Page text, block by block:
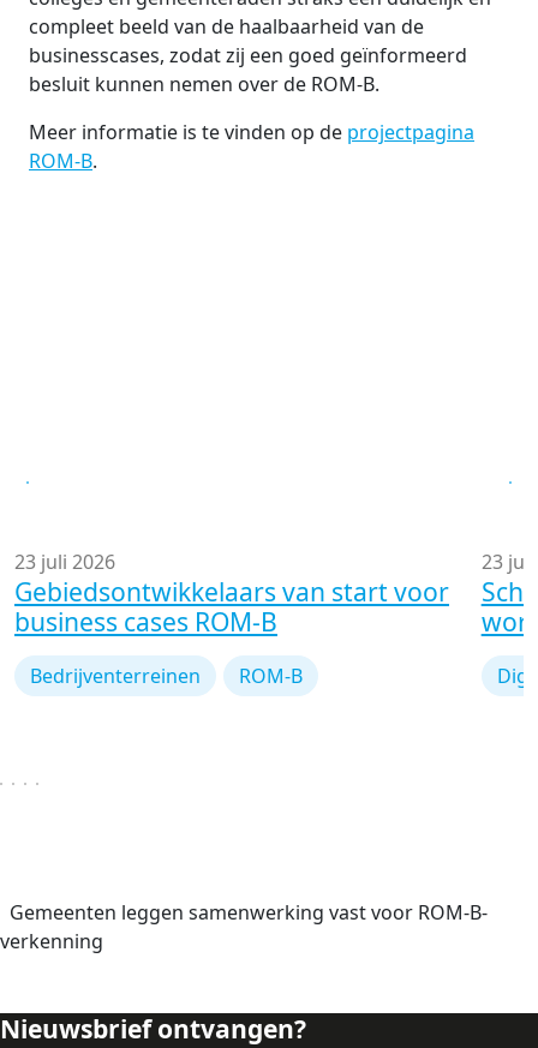
compleet beeld van de haalbaarheid van de
businesscases, zodat zij een goed geïnformeerd
besluit kunnen nemen over de ROM-B.
Meer informatie is te vinden op de projectpagina
ROM-B.
Bedrijventerreinen ROM-B
Gebiedsontwikkelaars van start voor
business cases ROM-B
23 juli 2026 23
Gemeenten leggen samenwerking vast voor ROM-B-
verkenning
Nieuwsbrief ontvangen?